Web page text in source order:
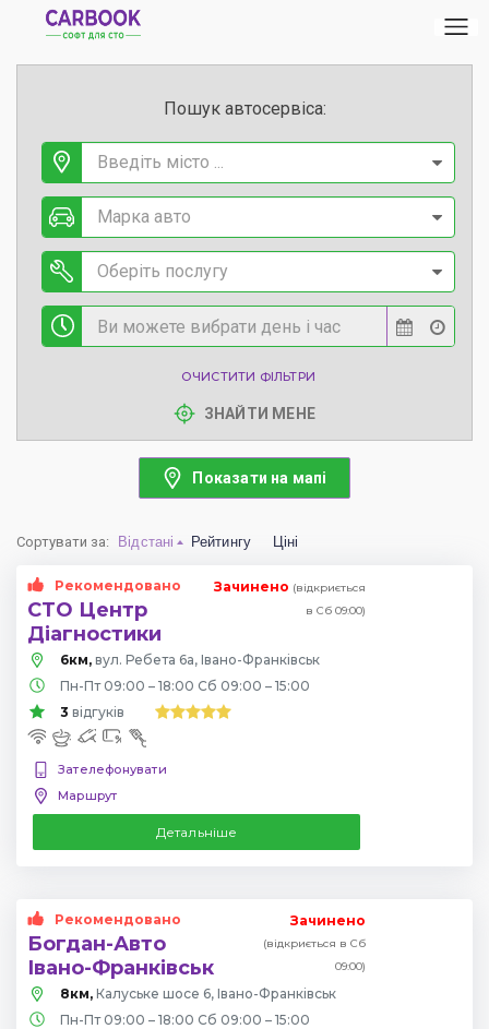
Пошук автосервіса:
Введіть місто ...
Марка авто
Оберіть послугу
ОЧИСТИТИ ФІЛЬТРИ
ЗНАЙТИ МЕНЕ
Показати на мапі
Сортувати за: Відстані Рейтингу Ціні
Рекомендовано
СТО Центр
Діагностики
Зачинено (відкриється
в Сб 09:00)
6км, вул. Ребета 6а, Івано-Франківськ
Пн-Пт 09:00 – 18:00 Сб 09:00 – 15:00
3 відгуків
Зателефонувати
Маршрут
Детальніше
Рекомендовано
Богдан-Авто
Івано-Франківськ
Зачинено
(відкриється в Сб
09:00)
8км, Калуське шосе 6, Івано-Франківськ
Пн-Пт 09:00 – 18:00 Сб 09:00 – 15:00